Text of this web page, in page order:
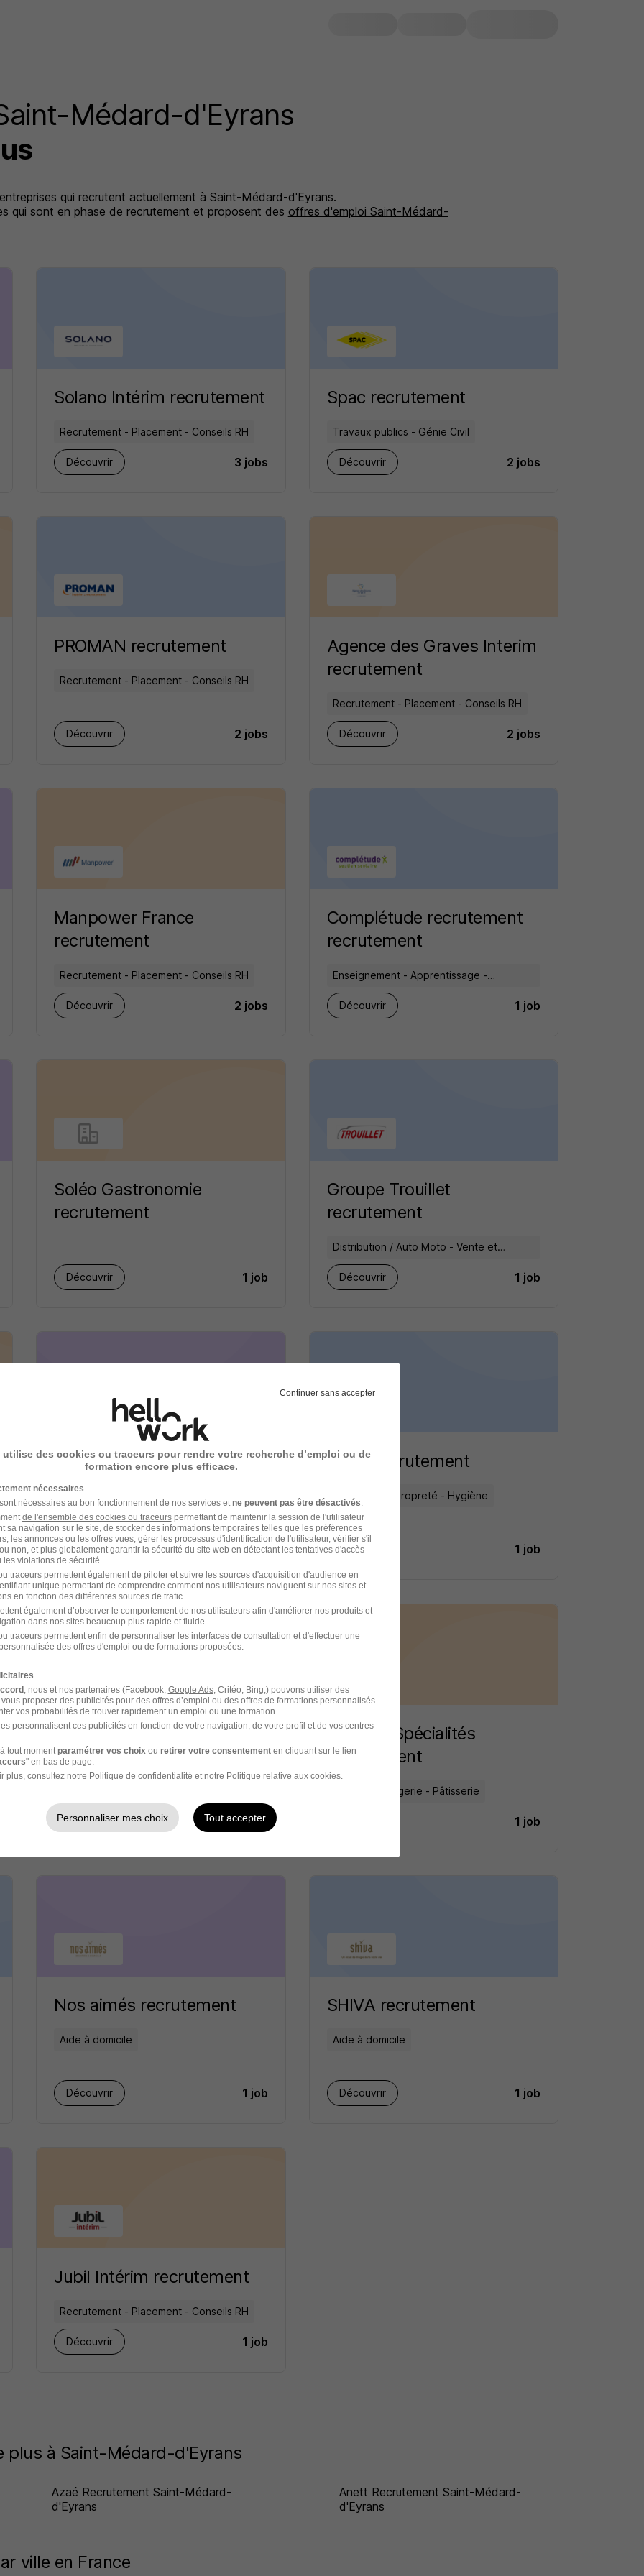
Médard-d'Eyrans
qui recrutent actuellement à Saint-Médard-d'Eyrans.
qui sont en phase de recrutement et proposent des offres d'emploi Saint-Médard-
Solano Intérim recrutement
Recrutement - Placement - Conseils RH
Découvrir 3 jobs
Spac recrutement
Travaux publics - Génie Civil
Découvrir 2 jobs
PROMAN recrutement
Recrutement - Placement - Conseils RH
Découvrir 2 jobs
Agence des Graves Interim
recrutement
Recrutement - Placement - Conseils RH
Découvrir 2 jobs
Manpower France
recrutement
Recrutement - Placement - Conseils RH
Découvrir 2 jobs
Complétude recrutement
recrutement
Enseignement - Apprentissage -
Formation
Découvrir
1 job
Soléo Gastronomie
recrutement
Découvrir 1 job
Groupe Trouillet
recrutement
Distribution / Auto Moto - Vente et
réparation
Découvrir
1 job
Manpower Group Talent
Solutions recrutement
Recrutement - Placement - Conseils RH
Découvrir 1 job
Anett recrutement
Nettoyage - Propreté - Hygiène
Découvrir 1 job
3C. recrutement
Industrie / Bureau d'Etudes
Découvrir 1 job
Gironde Spécialités
recrutement
Agro / Boulangerie - Pâtisserie
1 job
Nos aimés recrutement
Aide à domicile
Découvrir 1 job
SHIVA recrutement
Aide à domicile
Découvrir 1 job
Jubil Intérim recrutement
Recrutement - Placement - Conseils RH
Découvrir 1 job
plus à Saint-Médard-d'Eyrans
Azaé Recrutement Saint-Médard-
d'Eyrans
Anett Recrutement Saint-Médard-
d'Eyrans
ville en France
Continuer sans accepter
utilise des cookies ou traceurs pour rendre votre recherche d’emploi ou de
formation encore plus efficace.
nécessaires
nécessaires au bon fonctionnement de nos services et ne peuvent pas être désactivés
de l'ensemble des cookies ou traceurspermettant de maintenir la session de l'utilisateur
sa navigation sur le site, de stocker des informations temporaires telles que les préférences
les annonces ou les offres vues, gérer les processus d'identification de l'utilisateur, vérifier s'il
non, et plus globalement garantir la sécurité du site web en détectant les tentatives d'accès
violations de sécurité.
traceurs permettent également de piloter et suivre les sources d'acquisition d'audience en
unique permettant de comprendre comment nos utilisateurs naviguent sur nos sites et
en fonction des différentes sources de trafic.
également d’observer le comportement de nos utilisateurs afin d'améliorer nos produits et
dans nos sites beaucoup plus rapide et fluide.
traceurs permettent enfin de personnaliser les interfaces de consultation et d'effectuer une
des offres d'emploi ou de formations proposées.
, nous et nos partenaires (Facebook, Google Ads, Critéo, Bing,) pouvons utiliser des
proposer des publicités pour des offres d’emploi ou des offres de formations personnalisés
vos probabilités de trouver rapidement un emploi ou une formation.
personnalisent ces publicités en fonction de votre navigation, de votre profil et de vos centres
tout moment paramétrer vos choix ou retirer votre consentementen cliquant sur le lien
" en bas de page.
plus, consultez notre Politique de confidentialité et notre Politique relative aux cookies.
Personnaliser mes choix Tout accepter